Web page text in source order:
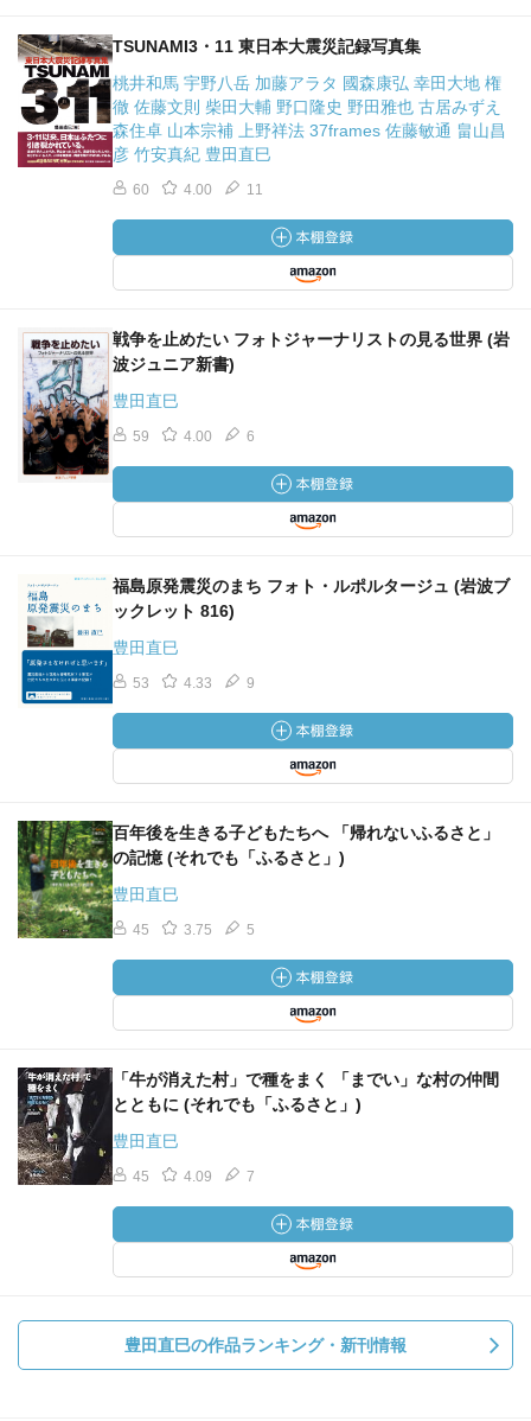
TSUNAMI3・11 東日本大震災記録写真集
桃井和馬 宇野八岳 加藤アラタ 國森康弘 幸田大地 権
徹 佐藤文則 柴田大輔 野口隆史 野田雅也 古居みずえ
森住卓 山本宗補 上野祥法 37frames 佐藤敏通 畠山昌
彦 竹安真紀 豊田直巳
60 4.00 11
戦争を止めたい フォトジャーナリストの見る世界 (岩
波ジュニア新書)
豊田直巳
59 4.00 6
福島原発震災のまち フォト・ルポルタージュ (岩波ブ
ックレット 816)
豊田直巳
53 4.33 9
百年後を生きる子どもたちへ 「帰れないふるさと」
の記憶 (それでも「ふるさと」)
豊田直巳
45 3.75 5
「牛が消えた村」で種をまく 「までい」な村の仲間
とともに (それでも「ふるさと」)
豊田直巳
45 4.09 7
豊田直巳の作品ランキング・新刊情報